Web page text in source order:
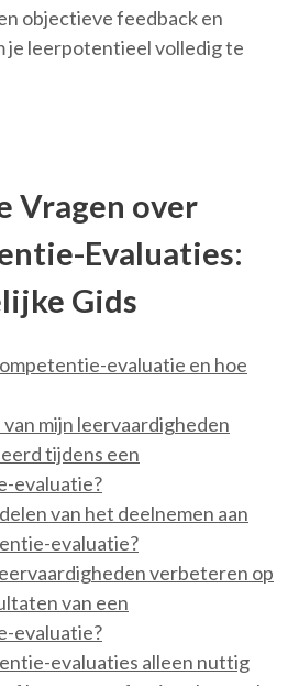
objectieve feedback en
je leerpotentieel volledig te
Vragen over
Evaluaties:
Gids
evaluatie en hoe
mijn leervaardigheden
tijdens een
evaluatie?
van het deelnemen aan
evaluatie?
verbeteren op
van een
evaluatie?
evaluaties alleen nuttig